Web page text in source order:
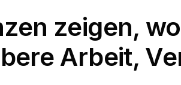
zeigen,
Arbeit,